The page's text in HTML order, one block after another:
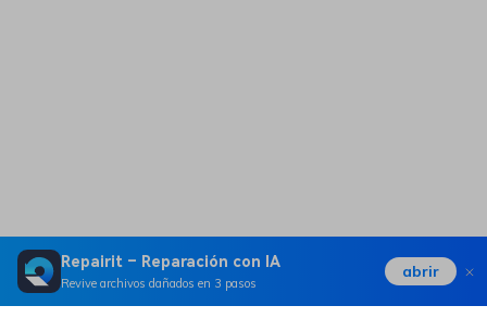
Repairit – Reparación con IA
Revive archivos dañados en 3 pasos
abrir